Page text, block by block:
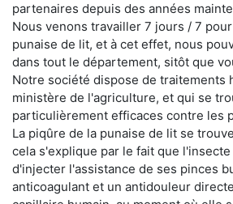
partenaires depuis des années
Nous venons travailler 7 jours / 7
punaise de lit, et à cet effet, nous
dans tout le département, sitôt que
Notre société dispose de traitements
ministère de l'agriculture, et qui se
particulièrement efficaces contre les
La piqûre de la punaise de lit se
cela s'explique par le fait que l'insecte
d'injecter l'assistance de ses pinces
anticoagulant et un antidouleur